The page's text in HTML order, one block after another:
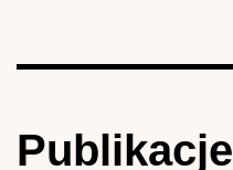
Publikacje